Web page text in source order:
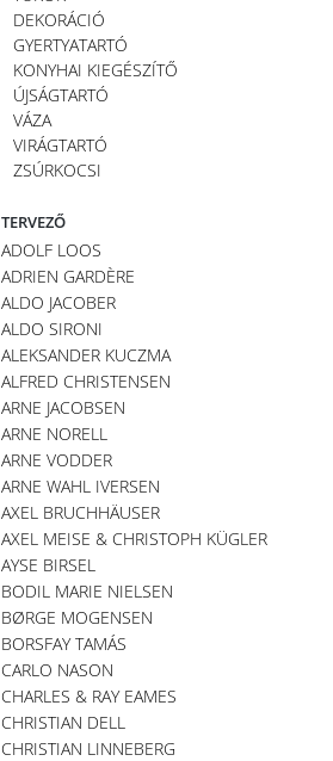
DEKORÁCIÓ
GYERTYATARTÓ
KONYHAI KIEGÉSZÍTŐ
ÚJSÁGTARTÓ
VÁZA
VIRÁGTARTÓ
ZSÚRKOCSI
TERVEZŐ
ADOLF LOOS
ADRIEN GARDÈRE
ALDO JACOBER
ALDO SIRONI
ALEKSANDER KUCZMA
ALFRED CHRISTENSEN
ARNE JACOBSEN
ARNE NORELL
ARNE VODDER
ARNE WAHL IVERSEN
AXEL BRUCHHÄUSER
AXEL MEISE & CHRISTOPH KÜGLER
AYSE BIRSEL
BODIL MARIE NIELSEN
BØRGE MOGENSEN
BORSFAY TAMÁS
CARLO NASON
CHARLES & RAY EAMES
CHRISTIAN DELL
CHRISTIAN LINNEBERG